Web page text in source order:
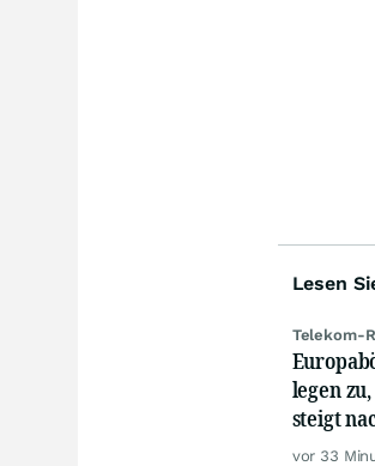
Lesen
Telekom-
legen
steigt
von
vor 33